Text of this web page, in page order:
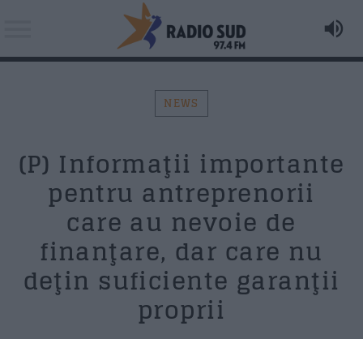
Search in the website:
Distribuie pagina pe:
Twitter
Facebook
Foo Fighters - Times like these (acoustic)
AZI PE RADIO SUD
Matinal (News & Coffee)
11:00
NEWS
(P) Informaţii importante
pentru antreprenorii
care au nevoie de
finanţare, dar care nu
deţin suficiente garanţii
proprii